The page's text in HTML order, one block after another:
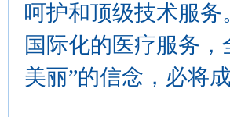
呵护和顶级技术服
国际化的医疗服务
美丽”的信念，必将